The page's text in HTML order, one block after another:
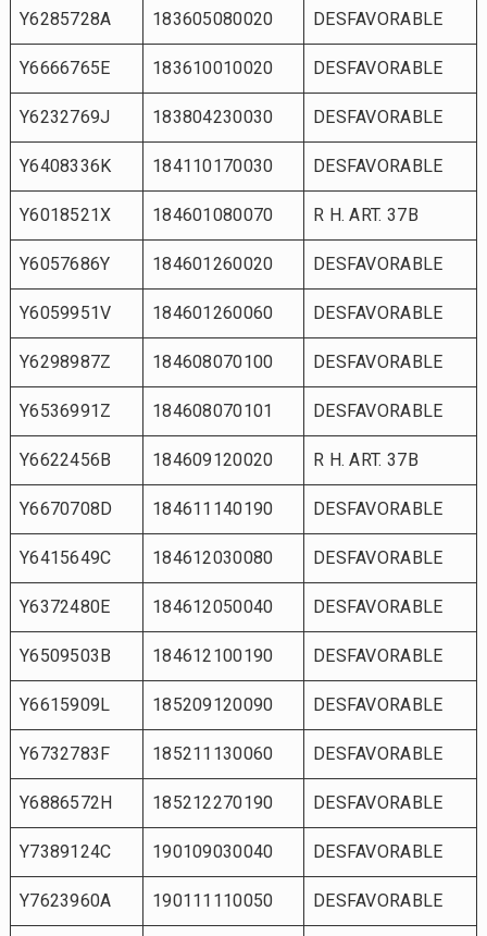
Y6285728A 183605080020 DESFAVORABLE
Y6666765E 183610010020 DESFAVORABLE
Y6232769J 183804230030 DESFAVORABLE
Y6408336K 184110170030 DESFAVORABLE
Y6018521X 184601080070 R H. ART. 37B
Y6057686Y 184601260020 DESFAVORABLE
Y6059951V 184601260060 DESFAVORABLE
Y6298987Z 184608070100 DESFAVORABLE
Y6536991Z 184608070101 DESFAVORABLE
Y6622456B 184609120020 R H. ART. 37B
Y6670708D 184611140190 DESFAVORABLE
Y6415649C 184612030080 DESFAVORABLE
Y6372480E 184612050040 DESFAVORABLE
Y6509503B 184612100190 DESFAVORABLE
Y6615909L 185209120090 DESFAVORABLE
Y6732783F 185211130060 DESFAVORABLE
Y6886572H 185212270190 DESFAVORABLE
Y7389124C 190109030040 DESFAVORABLE
Y7623960A 190111110050 DESFAVORABLE